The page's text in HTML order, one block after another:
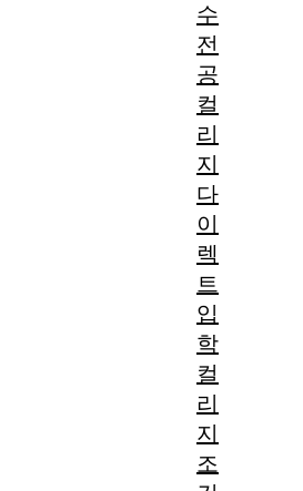
수
전
공
컬
리
지
다
이
렉
트
입
학
컬
리
지
조